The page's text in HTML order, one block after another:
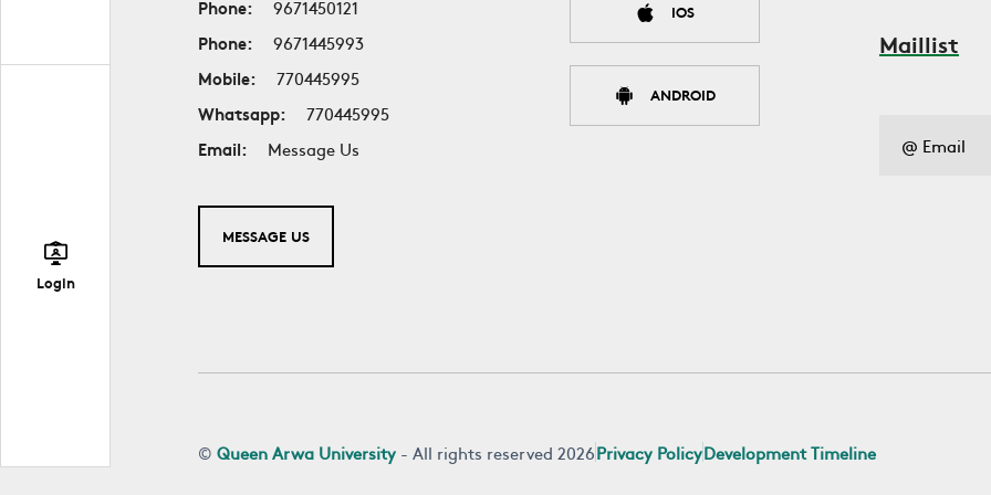
Login
Phone:
9671450121
Phone:
9671445993
Mobile:
770445995
Whatsapp:
770445995
Email:
Message Us
MESSAGE US
IOS
ANDROID
Maillist
©Queen Arwa University - All rights reserved 2026Privacy PolicyDevelopment Timeline